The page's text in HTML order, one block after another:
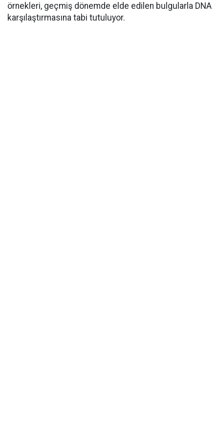
örnekleri, geçmiş dönemde elde edilen bulgularla DNA
karşılaştırmasına tabi tutuluyor.